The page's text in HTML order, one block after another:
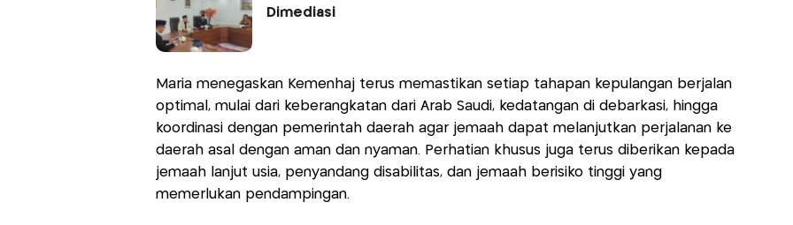
Dimediasi
Maria menegaskan Kemenhaj terus memastikan setiap tahapan kepulangan berjalan
optimal, mulai dari keberangkatan dari Arab Saudi, kedatangan di debarkasi, hingga
koordinasi dengan pemerintah daerah agar jemaah dapat melanjutkan perjalanan ke
daerah asal dengan aman dan nyaman. Perhatian khusus juga terus diberikan kepada
jemaah lanjut usia, penyandang disabilitas, dan jemaah berisiko tinggi yang
memerlukan pendampingan.